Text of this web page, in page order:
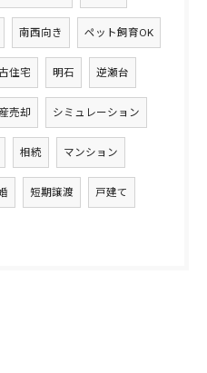
南西向き ペット飼育OK
住宅 明石 逆瀬台
売却 シミュレーション
相続 マンション
短期譲渡 戸建て